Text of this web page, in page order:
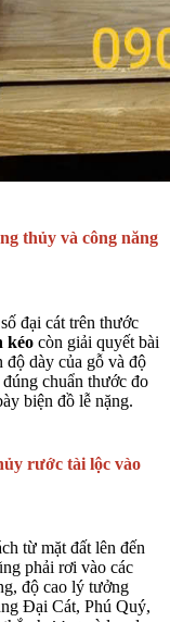
thủy và công năng
đại cát trên thước
kéo còn giải quyết bài
độ dày của gỗ và độ
chuẩn thước đo
biện đồ lễ nặng.
rước tài lộc vào
từ mặt đất lên đến
phải rơi vào các
độ cao lý tưởng
Đại Cát, Phú Quý,